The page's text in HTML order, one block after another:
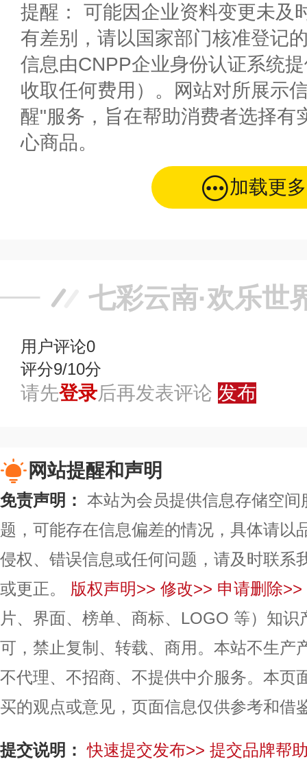
提醒： 可能因企业资料变更未及
有差别，请以国家部门核准登记
信息由CNPP企业身份认证系统
收取任何费用）。网站对所展示
醒"服务，旨在帮助消费者选择有
心商品。
加载更多
七彩云南·欢乐世
用户评论0
评分9/10分
请先登录后再发表评论 发布
网站提醒和声明
免责声明： 本站为会员提供信息存储空
题，可能存在信息偏差的情况，具体请以
侵权、错误信息或任何问题，请及时联系
或更正。
版权声明>> 修改>> 申请删除>>
片、界面、榜单、商标、LOGO 等）知
可，禁止复制、转载、商用。本站不生产
不代理、不招商、不提供中介服务。本页
买的观点或意见，页面信息仅供参考和借
提交说明： 快速提交发布>> 提交品牌帮